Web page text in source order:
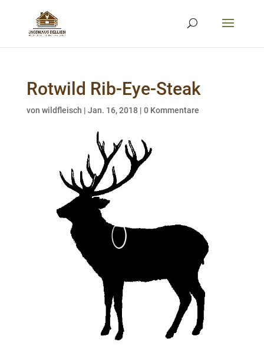
Rotwild Rib-Eye-Steak
von wildfleisch | Jan. 16, 2018| 0 Kommentare